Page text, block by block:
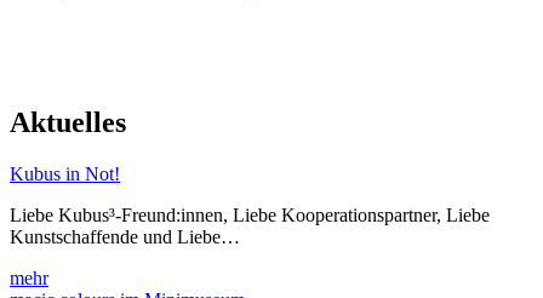
Aktuelles
Kubus in Not!
Liebe Kubus³-Freund:innen, Liebe Kooperationspartner, Liebe
Kunstschaffende und Liebe…
mehr